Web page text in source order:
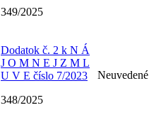
349/2025
Dodatok č. 2 k N Á
J O M N E J Z M L
U V E číslo 7/2023
348/2025
Neuvedené